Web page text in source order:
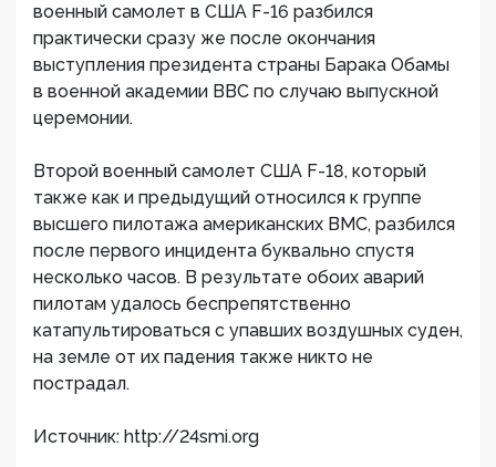
военный самолет в США F-16 разбился
практически сразу же после окончания
выступления президента страны Барака Обамы
в военной академии ВВС по случаю выпускной
церемонии.
Второй военный самолет США F-18, который
также как и предыдущий относился к группе
высшего пилотажа американских ВМС, разбился
после первого инцидента буквально спустя
несколько часов. В результате обоих аварий
пилотам удалось беспрепятственно
катапультироваться с упавших воздушных суден,
на земле от их падения также никто не
пострадал.
Источник: http://24smi.org